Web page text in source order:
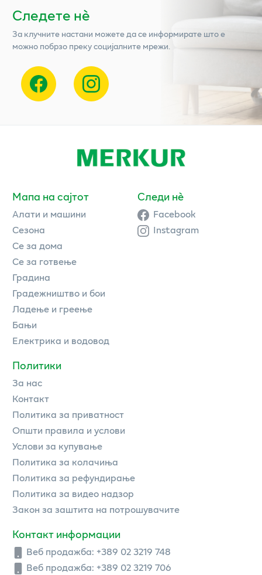
Следете нѐ
За клучните настани можете да се информирате што е
можно побрзо преку социјалните мрежи.
Мапа на сајтот
Алати и машини
Сезона
Се за дома
Се за готвење
Градина
Градежништво и бои
Ладење и греење
Бањи
Електрика и водовод
Политики
За нас
Контакт
Политика за приватност
Општи правила и услови
Услови за купување
Политика за колачиња
Политика за рефундирање
Политика за видео надзор
Закон за заштита на потрошувачите
Контакт информации
Веб продажба: +389 02 3219 748
Веб продажба: +389 02 3219 706
Следи нè
Facebook
Instagram